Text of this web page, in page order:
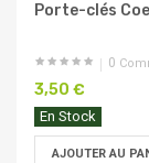
Porte-clés
0
3,50 €
En Stock
AJOUTER AU